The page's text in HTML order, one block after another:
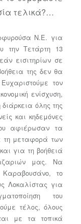
τελικά?…
Ν.Ε. για
την Τετάρτη 13
εισιτηρίων σε
της δεν θα
τον
ενίσχυση,
όλης της
και κηδεμόνες
αφιέρωσαν τα
τη μεταφορά των
για τη βοήθειά
μας. Να
Καραβουσάνο, το
Λοκαλίστας για
του
τέλος, όλους
με τα τοπικά